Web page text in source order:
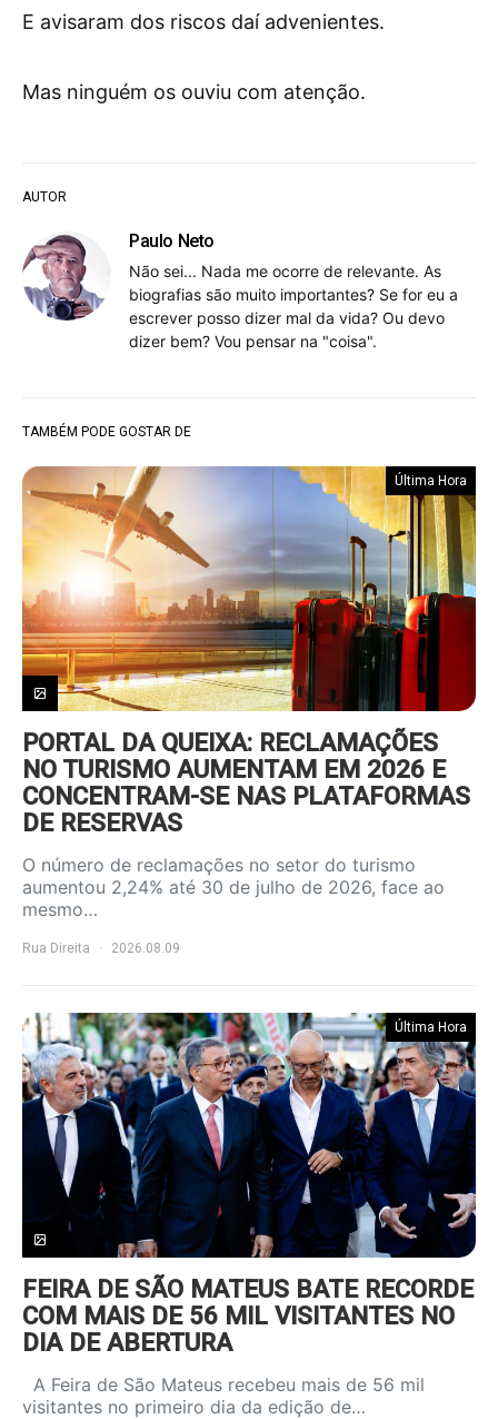
AUTOR
Paulo Neto
Não sei... Nada me ocorre de relevante. As
biografias são muito importantes? Se for eu a
escrever posso dizer mal da vida? Ou devo
dizer bem? Vou pensar na "coisa".
E avisaram dos riscos daí advenientes.
Mas ninguém os ouviu com atenção.
TAMBÉM PODE GOSTAR DE
Última Hora
PORTAL DA QUEIXA: RECLAMAÇÕES
NO TURISMO AUMENTAM EM 2026 E
CONCENTRAM-SE NAS PLATAFORMAS
DE RESERVAS
O número de reclamações no setor do turismo
aumentou 2,24% até 30 de julho de 2026, face ao
mesmo…
Rua Direita 2026.08.09
Última Hora
FEIRA DE SÃO MATEUS BATE RECORDE
COM MAIS DE 56 MIL VISITANTES NO
DIA DE ABERTURA
A Feira de São Mateus recebeu mais de 56 mil
visitantes no primeiro dia da edição de…